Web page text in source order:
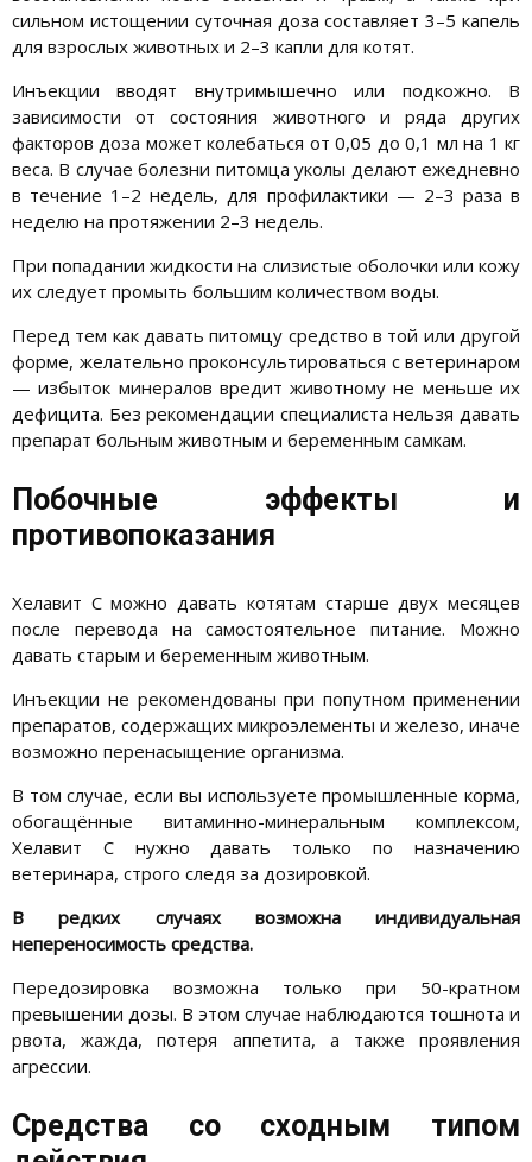
сильном истощении суточная доза составляет 3–5 капель
для взрослых животных и 2–3 капли для котят.
Инъекции вводят внутримышечно или подкожно. В
зависимости от состояния животного и ряда других
факторов доза может колебаться от 0,05 до 0,1 мл на 1 кг
веса. В случае болезни питомца уколы делают ежедневно
в течение 1–2 недель, для профилактики — 2–3 раза в
неделю на протяжении 2–3 недель.
При попадании жидкости на слизистые оболочки или кожу
их следует промыть большим количеством воды.
Перед тем как давать питомцу средство в той или другой
форме, желательно проконсультироваться с ветеринаром
— избыток минералов вредит животному не меньше их
дефицита. Без рекомендации специалиста нельзя давать
препарат больным животным и беременным самкам.
Побочные эффекты и
противопоказания
Хелавит С можно давать котятам старше двух месяцев
после перевода на самостоятельное питание. Можно
давать старым и беременным животным.
Инъекции не рекомендованы при попутном применении
препаратов, содержащих микроэлементы и железо, иначе
возможно перенасыщение организма.
В том случае, если вы используете промышленные корма,
обогащённые витаминно-минеральным комплексом,
Хелавит С нужно давать только по назначению
ветеринара, строго следя за дозировкой.
В редких случаях возможна индивидуальная
непереносимость средства.
Передозировка возможна только при 50-кратном
превышении дозы. В этом случае наблюдаются тошнота и
рвота, жажда, потеря аппетита, а также проявления
агрессии.
Средства со сходным типом